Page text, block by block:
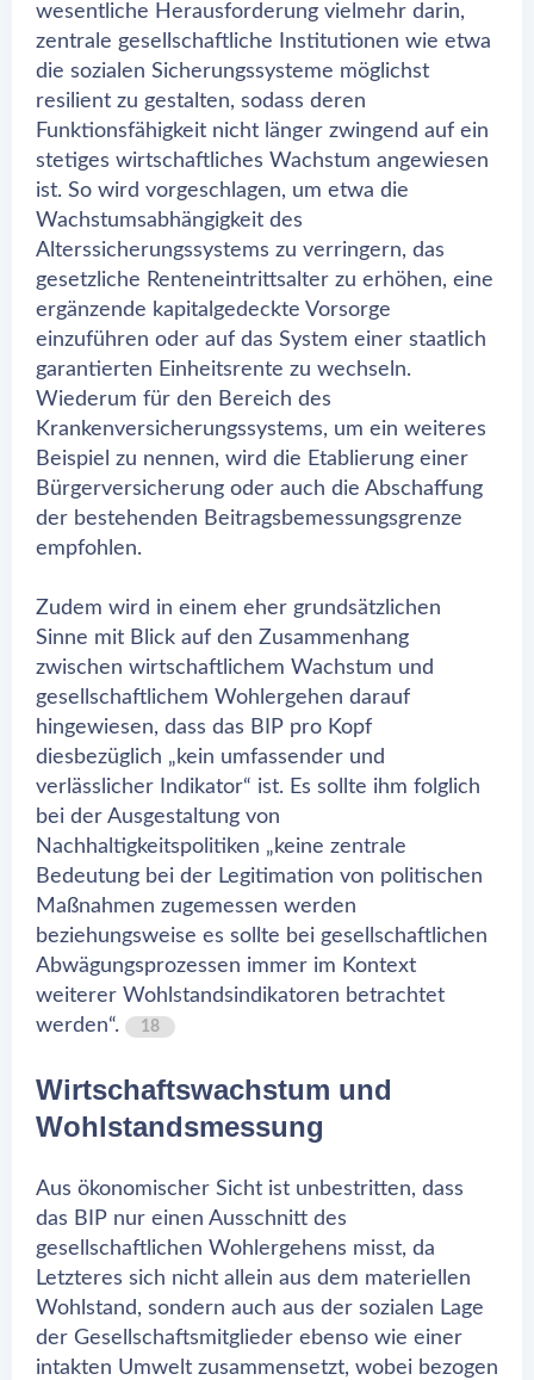
wesentliche Herausforderung vielmehr darin,
zentrale gesellschaftliche Institutionen wie etwa
die sozialen Sicherungssysteme möglichst
resilient zu gestalten, sodass deren
Funktionsfähigkeit nicht länger zwingend auf ein
stetiges wirtschaftliches Wachstum angewiesen
ist. So wird vorgeschlagen, um etwa die
Wachstumsabhängigkeit des
Alterssicherungssystems zu verringern, das
gesetzliche Renteneintrittsalter zu erhöhen, eine
ergänzende kapitalgedeckte Vorsorge
einzuführen oder auf das System einer staatlich
garantierten Einheitsrente zu wechseln.
Wiederum für den Bereich des
Krankenversicherungssystems, um ein weiteres
Beispiel zu nennen, wird die Etablierung einer
Bürgerversicherung oder auch die Abschaffung
der bestehenden Beitragsbemessungsgrenze
empfohlen.
Zudem wird in einem eher grundsätzlichen
Sinne mit Blick auf den Zusammenhang
zwischen wirtschaftlichem Wachstum und
gesellschaftlichem Wohlergehen darauf
hingewiesen, dass das BIP pro Kopf
diesbezüglich „kein umfassender und
verlässlicher Indikator“ ist. Es sollte ihm folglich
bei der Ausgestaltung von
Nachhaltigkeitspolitiken „keine zentrale
Bedeutung bei der Legitimation von politischen
Maßnahmen zugemessen werden
beziehungsweise es sollte bei gesellschaftlichen
Abwägungsprozessen immer im Kontext
weiterer Wohlstandsindikatoren betrachtet
werden“.
18
Wirtschaftswachstum und
Wohlstandsmessung
Aus ökonomischer Sicht ist unbestritten, dass
das BIP nur einen Ausschnitt des
gesellschaftlichen Wohlergehens misst, da
Letzteres sich nicht allein aus dem materiellen
Wohlstand, sondern auch aus der sozialen Lage
der Gesellschaftsmitglieder ebenso wie einer
intakten Umwelt zusammensetzt, wobei bezogen